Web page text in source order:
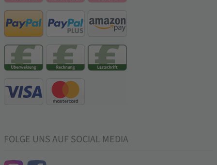
FOLGE UNS AUF SOCIAL MEDIA